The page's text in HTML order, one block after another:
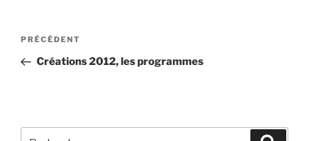
Navigation
l’article
Article
précédent
PRÉCÉDENT
Créations 2012, les programmes